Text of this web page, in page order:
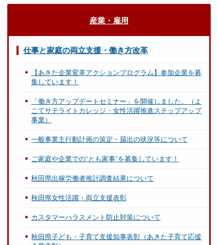
産業・雇用
仕事と家庭の両立支援・働き方改革
【あきた企業変革アクションプログラム】参加企業を募
集しています！
「働き方アップデートセミナー」を開催しました。（よ
こてサテライトカレッジ・女性活躍推進ステップアップ
事業）
一般事業主行動計画の策定・届出の状況等について
ご家庭や企業での“とも家事”を募集しています！
秋田県出稼労働者推計調査結果について
秋田県女性活躍・両立支援表彰
カスタマーハラスメント防止対策について
秋田県子ども・子育て支援知事表彰（あきた子育て応援